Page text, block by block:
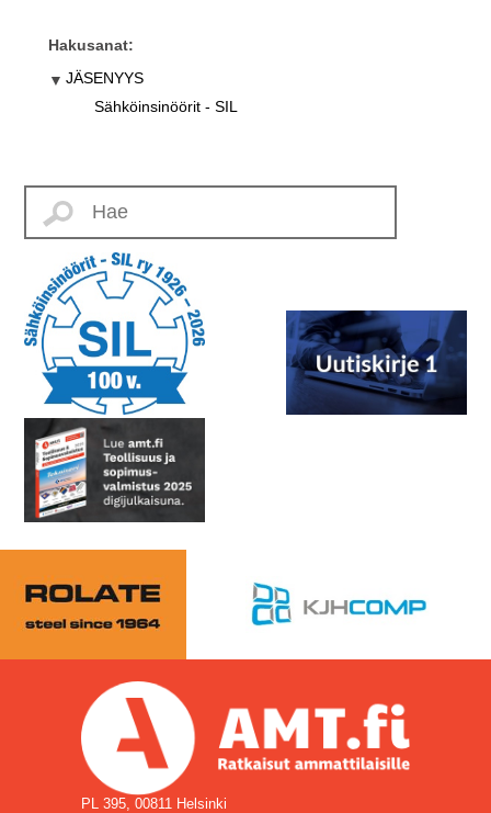
Hakusanat:
JÄSENYYS
Sähköinsinöörit - SIL
PL 395, 00811 Helsinki